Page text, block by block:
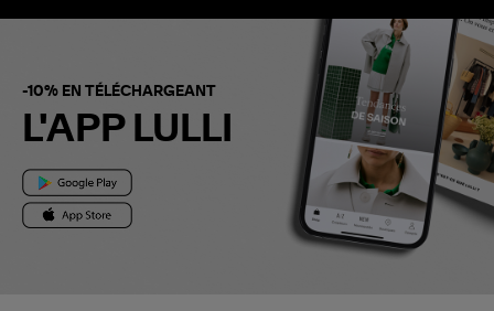
-10% EN TÉLÉCHARGEANT
L'APP LULLI